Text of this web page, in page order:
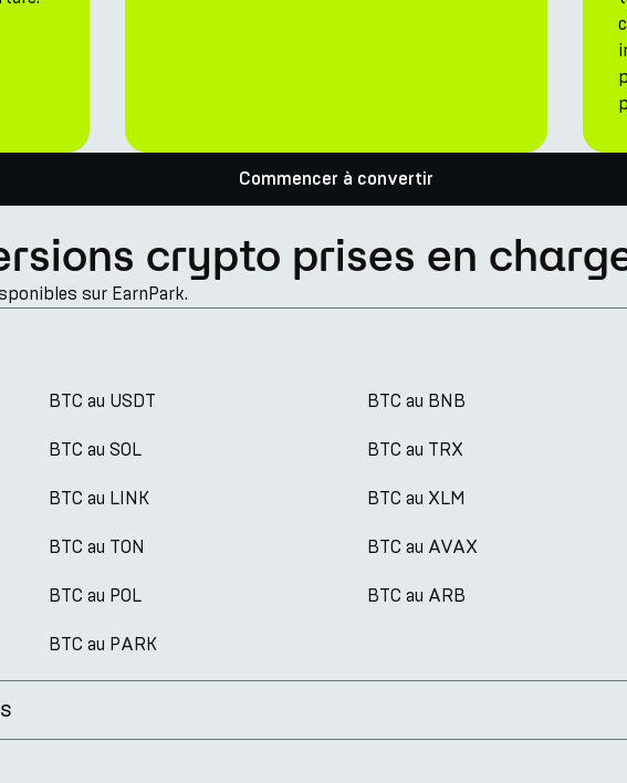
Commencer à convertir
crypto prises en
sur EarnPark.
BTC au USDT BTC au BNB
BTC au SOL BTC au TRX
BTC au LINK BTC au XLM
BTC au TON BTC au AVAX
BTC au POL BTC au ARB
BTC au PARK